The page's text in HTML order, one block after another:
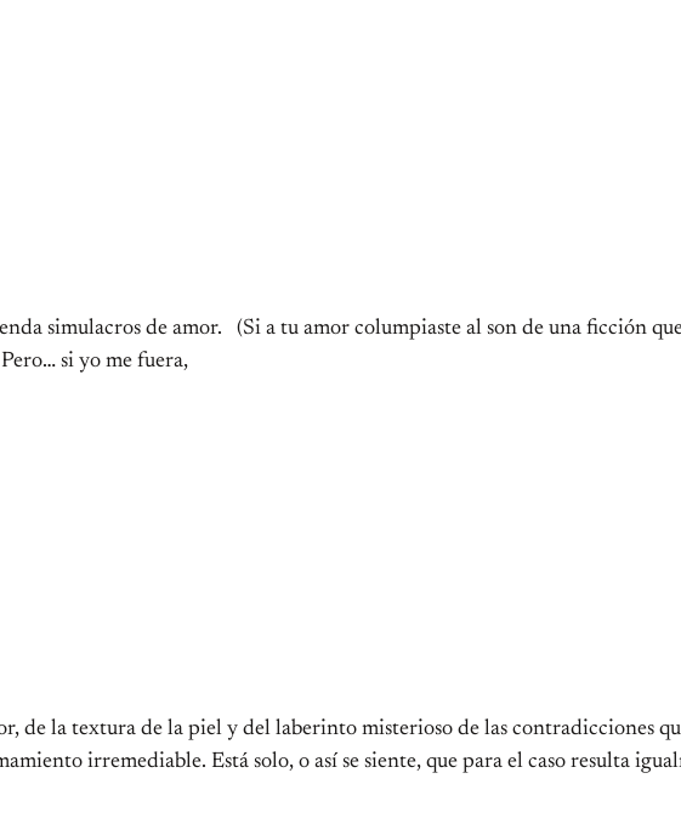
simulacros de amor. (Si a tu amor columpiaste al son de una ficción
si yo me fuera,
de la textura de la piel y del laberinto misterioso de las contradicciones
irremediable. Está solo, o así se siente, que para el caso resulta